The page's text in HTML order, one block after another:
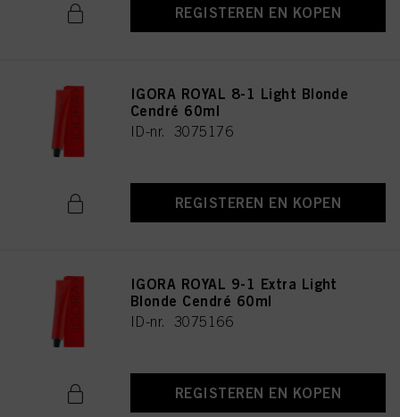
REGISTEREN EN KOPEN
IGORA ROYAL 8-1 Light Blonde
Cendré 60ml
ID-nr. 3075176
REGISTEREN EN KOPEN
IGORA ROYAL 9-1 Extra Light
Blonde Cendré 60ml
ID-nr. 3075166
REGISTEREN EN KOPEN